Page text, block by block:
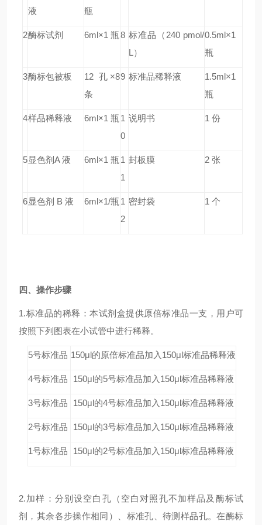
液 瓶
2酶标试剂 6ml×1 瓶8 标准品（240 pmol/
L）
0.5ml×1
瓶
3酶标包被板
12 孔×8
条
9 标准品稀释液
1.5ml×1
瓶
4样品稀释液 6ml×1 瓶 1
0
说明书 1 份
5显色剂A 液 6ml×1 瓶 1
1
封板膜 2 张
6显色剂 B 液 6ml×1/瓶 1
2
密封袋 1 个
四、操作步骤
1.标准品的稀释：本试剂盒提供原倍标准品一支，用户可
按照下列图表在小试管中进行稀释。
5号标准品 150μl的原倍标准品加入150μl标准品稀释液
4号标准品 150μl的5号标准品加入150μl标准品稀释液
3号标准品 150μl的4号标准品加入150μl标准品稀释液
2号标准品 150μl的3号标准品加入150μl标准品稀释液
1号标准品 150μl的2号标准品加入150μl标准品稀释液
2.加样：分别设空白孔（空白对照孔不加样品及酶标试
剂，其余各步操作相同）、标准孔、待测样品孔。在酶标